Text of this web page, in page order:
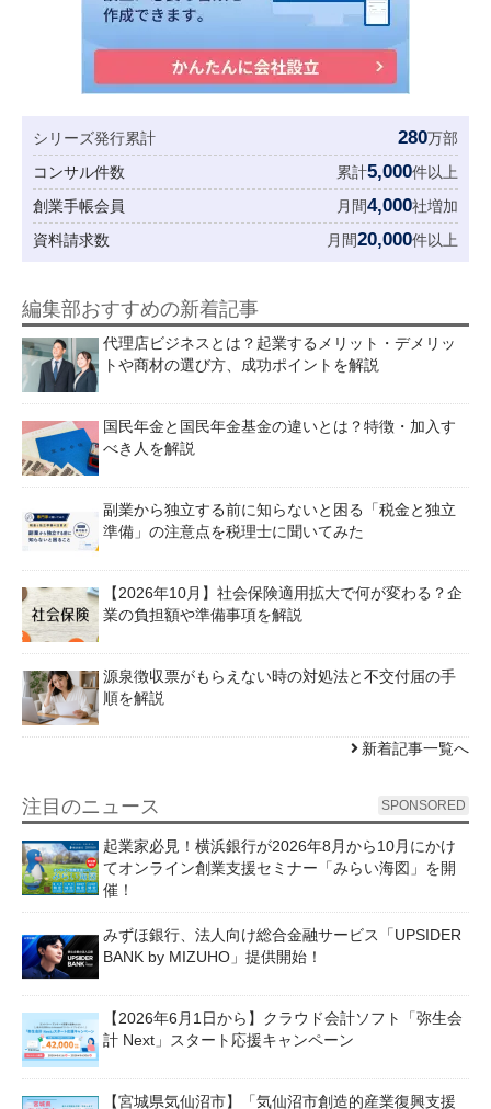
シリーズ発行累計 280万部
コンサル件数
累計5,000件以上
創業手帳会員
月間4,000社増加
資料請求数
月間20,000件以上
編集部おすすめの新着記事
代理店ビジネスとは？起業するメリット・デメリッ
トや商材の選び方、成功ポイントを解説
国民年金と国民年金基金の違いとは？特徴・加入す
べき人を解説
副業から独立する前に知らないと困る「税金と独立
準備」の注意点を税理士に聞いてみた
【2026年10月】社会保険適用拡大で何が変わる？企
業の負担額や準備事項を解説
源泉徴収票がもらえない時の対処法と不交付届の手
順を解説
新着記事一覧へ
注目のニュース SPONSORED
起業家必見！横浜銀行が2026年8月から10月にかけ
てオンライン創業支援セミナー「みらい海図」を開
催！
みずほ銀行、法人向け総合金融サービス「UPSIDER
BANK by MIZUHO」提供開始！
【2026年6月1日から】クラウド会計ソフト「弥生会
計 Next」スタート応援キャンペーン
【宮城県気仙沼市】「気仙沼市創造的産業復興支援